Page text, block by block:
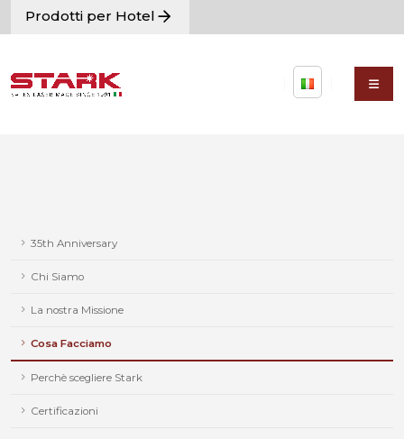
Prodotti per Hotel
35th Anniversary
Chi Siamo
La nostra Missione
Cosa Facciamo
Perchè scegliere Stark
Certificazioni